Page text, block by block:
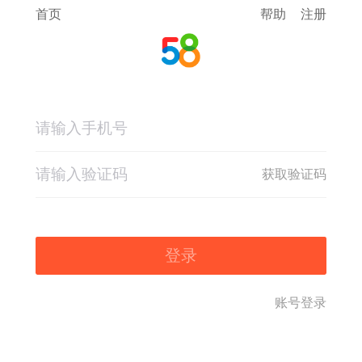
首页 帮助 注册
获取验证码
登录
账号登录